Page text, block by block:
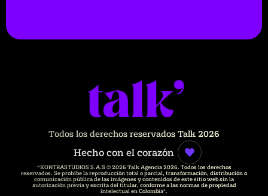
Todos los derechos reservados Talk 2026
Hecho con el corazón
“KONTRASTUDIOS S.A.S © 2026 Talk Agencia 2026. Todos los derechos
reservados. Se prohíbe la reproducción total o parcial, transformación, distribución o
comunicación pública de las imágenes y contenidos de este sitio web sin la
autorización previa y escrita del titular, conforme a las normas de propiedad
intelectual en Colombia".